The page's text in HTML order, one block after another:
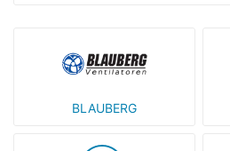
BLAUBERG